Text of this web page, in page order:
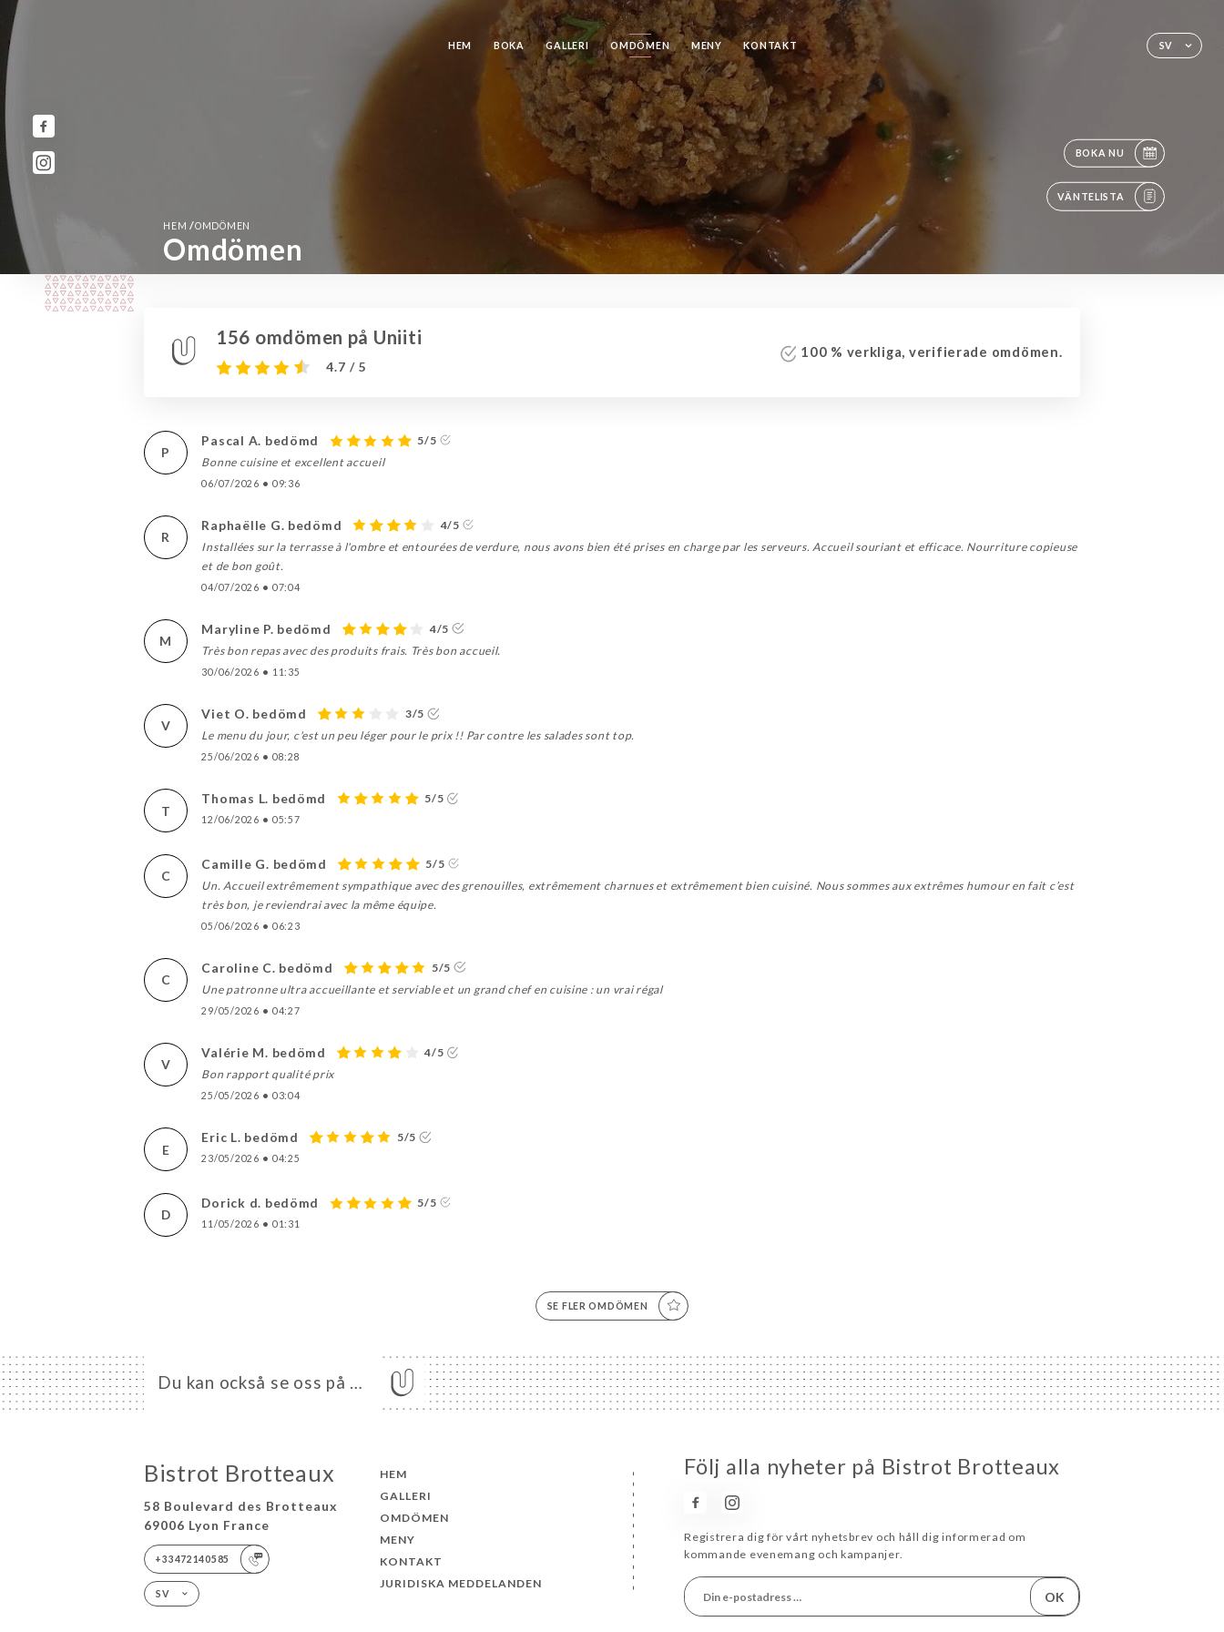
SV
HEM BOKA GALLERI OMDÖMEN MENY KONTAKT
BOKA NU
VÄNTELISTA
HEM/OMDÖMEN
Omdömen
156 omdömen på Uniiti
4.7 / 5
100 % verkliga, verifierade omdömen.
P
Pascal A. bedömd
5/5
Bonne cuisine et excellent accueil
06/07/2026 • 09:36
R
Raphaëlle G. bedömd
4/5
Installées sur la terrasse à l'ombre et entourées de verdure, nous avons bien été prises en charge par les serveurs. Accueil souriant et efficace. Nourriture copieuse
et de bon goût.
04/07/2026 • 07:04
M
Maryline P. bedömd
4/5
Très bon repas avec des produits frais. Très bon accueil.
30/06/2026 • 11:35
V
Viet O. bedömd
3/5
Le menu du jour, c'est un peu léger pour le prix !! Par contre les salades sont top.
25/06/2026 • 08:28
T
Thomas L. bedömd 5/5
12/06/2026 • 05:57
C
Camille G. bedömd
5/5
Un. Accueil extrêmement sympathique avec des grenouilles, extrêmement charnues et extrêmement bien cuisiné. Nous sommes aux extrêmes humour en fait c’est
très bon, je reviendrai avec la même équipe.
05/06/2026 • 06:23
C
Caroline C. bedömd
5/5
Une patronne ultra accueillante et serviable et un grand chef en cuisine : un vrai régal
29/05/2026 • 04:27
V
Valérie M. bedömd
4/5
Bon rapport qualité prix
25/05/2026 • 03:04
E
Eric L. bedömd 5/5
23/05/2026 • 04:25
D
Dorick d. bedömd 5/5
11/05/2026 • 01:31
SE FLER OMDÖMEN
Du kan också se oss på …
Bistrot Brotteaux
58 Boulevard des Brotteaux
69006 Lyon France
+33472140585
SV
HEM
GALLERI
OMDÖMEN
MENY
KONTAKT
JURIDISKA MEDDELANDEN
Följ alla nyheter på Bistrot Brotteaux
Registrera dig för vårt nyhetsbrev och håll dig informerad om
kommande evenemang och kampanjer.
OK